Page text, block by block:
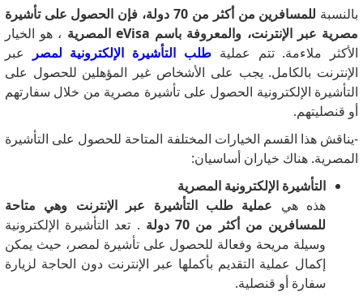
بالنسبة
للمسافرين من أكثر من 70 دولة، فإن الحصول على تأشيرة
مصرية عبر الإنترنت، والمعروفة باسم eVisa المصرية
، هو الخيار
الأكثر ملاءمة.تتم عملية طلب التأشيرة الإلكترونية لمصر
عبر
الإنترنت بالكامل. يجب على الأشخاص غير المؤهلين للحصول على
التأشيرة الإلكترونية الحصول على تأشيرة مصرية من خلال سفارتهم
أو قنصليتهم.
-يناقش هذا القسم الخيارات المختلفة المتاحة للحصول على التأشيرة
المصرية. هناك خياران أساسيان:
التأشيرة الإلكترونية المصرية
هذه هي عملية طلب التأشيرة عبر الإنترنت وهي متاحة
للمسافرين من أكثر من 70 دولة
. تعد التأشيرة الإلكترونية
وسيلة مريحة وفعالة للحصول على تأشيرة لمصر، حيث يمكن
إكمال عملية التقديم بأكملها عبر الإنترنت دون الحاجة لزيارة
سفارة أو قنصلية.